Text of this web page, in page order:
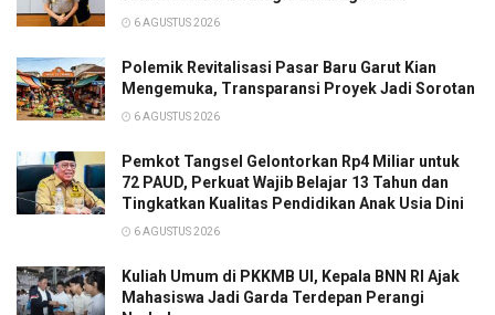
6 AGUSTUS 2026
Polemik Revitalisasi Pasar Baru Garut Kian
Mengemuka, Transparansi Proyek Jadi Sorotan
6 AGUSTUS 2026
Pemkot Tangsel Gelontorkan Rp4 Miliar untuk
72 PAUD, Perkuat Wajib Belajar 13 Tahun dan
Tingkatkan Kualitas Pendidikan Anak Usia Dini
6 AGUSTUS 2026
Kuliah Umum di PKKMB UI, Kepala BNN RI Ajak
Mahasiswa Jadi Garda Terdepan Perangi